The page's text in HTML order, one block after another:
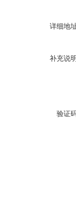
详细地
补充说
验证